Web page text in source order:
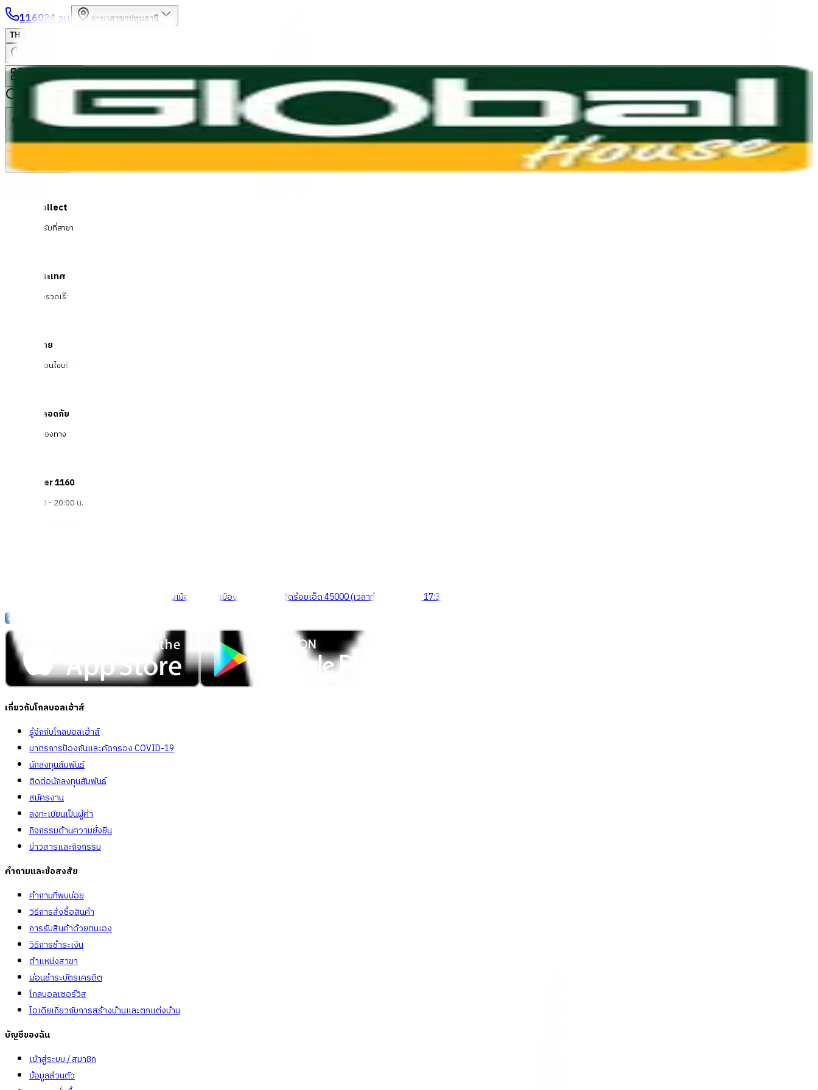
116024 ชม. สาขาสาขาปทุมธานี
TH
หมวดหมู่สินค้า
ค้นหา
บัญชีของฉัน
Previous slide
Click & Collect
สั่งออนไลน์ รับที่สาขา
จัดส่งทั่วประเทศ
บริการจัดส่งรวดเร็ว
คืนสินค้าง่าย
คืนได้ตามเงื่อนไขบริษัท
ชำระเงินปลอดภัย
หลากหลายช่องทาง
Call Center 1160
ทุกวัน 08:00 - 20:00 น.
สำนักงานใหญ่: 232 หมู่ที่ 19 ตำบลรอบเมือง อำเภอเมืองร้อยเอ็ด จังหวัดร้อยเอ็ด 45000 (เวลาทำการ 08:30 - 17:30 น.)
เกี่ยวกับโกลบอลเฮ้าส์
รู้จักกับโกลบอลเฮ้าส์
มาตรการป้องกันและคัดกรอง COVID-19
นักลงทุนสัมพันธ์
ติดต่อนักลงทุนสัมพันธ์
สมัครงาน
ลงทะเบียนเป็นผู้ค้า
กิจกรรมด้านความยั่งยืน
ข่าวสารและกิจกรรม
คำถามและข้อสงสัย
คำถามที่พบบ่อย
วิธีการสั่งซื้อสินค้า
การรับสินค้าด้วยตนเอง
วิธีการชำระเงิน
ตำแหน่งสาขา
ผ่อนชำระบัตรเครดิต
โกลบอลเซอร์วิส
ไอเดียเกี่ยวกับการสร้างบ้านและตกแต่งบ้าน
บัญชีของฉัน
เข้าสู่ระบบ / สมาชิก
ข้อมูลส่วนตัว